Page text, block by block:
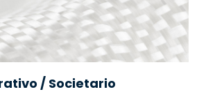
/ Societario